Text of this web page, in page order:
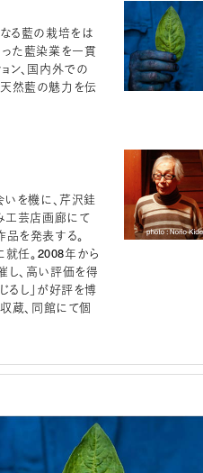
る藍の栽培をは
った藍染業を一貫
ン、国内外での
然藍の魅力を伝
を機に、芹沢銈
工芸店画廊にて
を発表する。
任。2008年から
、高い評価を得
るし」が好評を博
蔵、同館にて個